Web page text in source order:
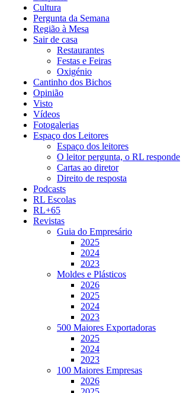
Cultura
Pergunta da Semana
Região à Mesa
Sair de casa
Restaurantes
Festas e Feiras
Oxigénio
Cantinho dos Bichos
Opinião
Visto
Vídeos
Fotogalerias
Espaço dos Leitores
Espaço dos leitores
O leitor pergunta, o RL responde
Cartas ao diretor
Direito de resposta
Podcasts
RL Escolas
RL+65
Revistas
Guia do Empresário
2025
2024
2023
Moldes e Plásticos
2026
2025
2024
2023
500 Maiores Exportadoras
2025
2024
2023
100 Maiores Empresas
2026